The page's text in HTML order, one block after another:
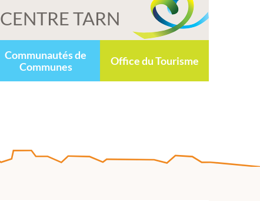
CENTRE TARN
Communautés de
Communes
Office du Tourisme